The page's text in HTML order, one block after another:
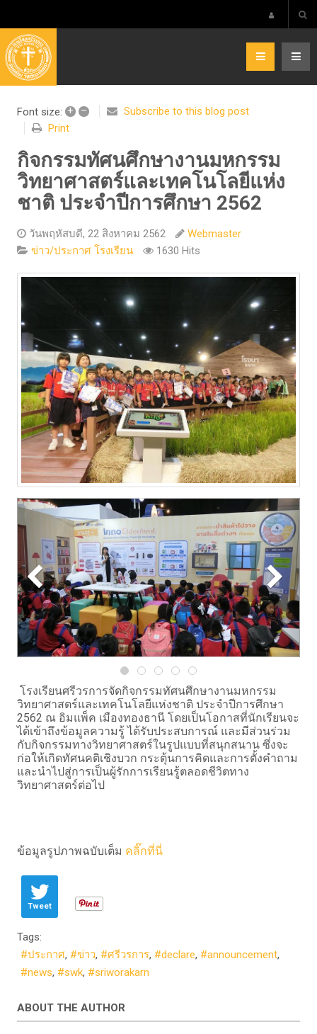
Font size: + –
Subscribe to this blog post
Print
กิจกรรมทัศนศึกษางานมหกรรม
วิทยาศาสตร์และเทคโนโลยีแห่ง
ชาติ ประจำปีการศึกษา 2562
วันพฤหัสบดี, 22 สิงหาคม 2562
Webmaster
ข่าว/ประกาศ โรงเรียน
1630 Hits
โรงเรียนศรีวรการจัดกิจกรรมทัศนศึกษางานมหกรรม
วิทยาศาสตร์และเทคโนโลยีแห่งชาติ ประจำปีการศึกษา
2562 ณ อิมแพ็ค เมืองทองธานี โดยเป็นโอกาสที่นักเรียนจะ
ได้เข้าถึงข้อมูลความรู้ ได้รับประสบการณ์ และมีส่วนร่วม
กับกิจกรรมทางวิทยาศาสตร์ในรูปแบบที่สนุกสนาน ซึ่งจะ
ก่อให้เกิดทัศนคติเชิงบวก กระตุ้นการคิดและการตั้งคำถาม
และนำไปสู่การเป็นผู้รักการเรียนรู้ตลอดชีวิตทาง
วิทยาศาสตร์ต่อไป
ข้อมูลรูปภาพฉบับเต็ม คลิ๊กที่นี่
Tweet
Tags:
ประกาศ
ข่าว ศรีวรการ declare
announcement
news
swk sriworakarn
ABOUT THE AUTHOR